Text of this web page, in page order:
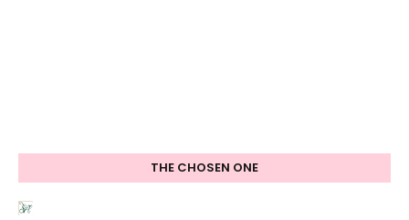
THE CHOSEN ONE